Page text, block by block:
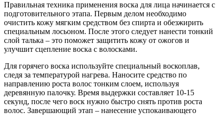
Правильная техника применения воска для лица начинается с
подготовительного этапа. Первым делом необходимо
очистить кожу мягким средством без спирта и обезжирить
специальным лосьоном. После этого следует нанести тонкий
слой талька – это поможет защитить кожу от ожогов и
улучшит сцепление воска с волосками.
Для горячего воска используйте специальный воскоплав,
следя за температурой нагрева. Наносите средство по
направлению роста волос тонким слоем, используя
деревянную палочку. Время выдержки составляет 10-15
секунд, после чего воск нужно быстро снять против роста
волос. Завершающий этап – нанесение успокаивающего